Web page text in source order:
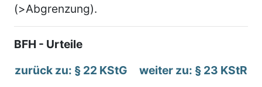
(>Abgrenzung).
BFH - Urteile
zurück zu: § 22 KStG
weiter zu: § 23 KStR